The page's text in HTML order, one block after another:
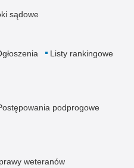
sądowe
Listy rankingowe
podprogowe
weteranów